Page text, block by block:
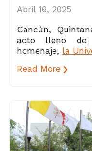
Abril 16, 2025
Cancún,
acto lleno de
homenaje, la
Read More